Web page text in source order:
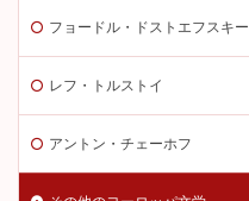
フョードル・ドストエフスキー
レフ・トルストイ
アントン・チェーホフ